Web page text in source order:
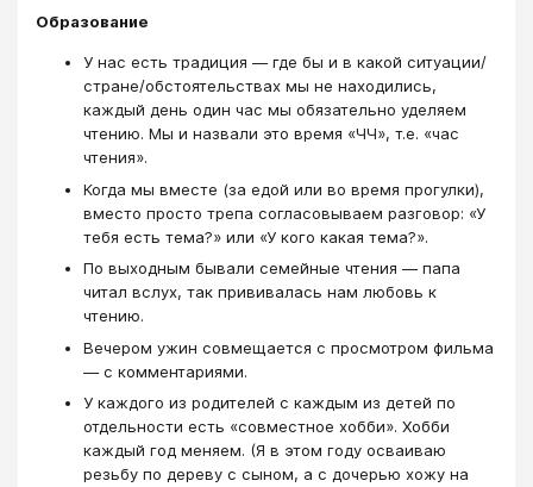
Образование
У нас есть традиция — где бы и в какой ситуации/
стране/обстоятельствах мы не находились,
каждый день один час мы обязательно уделяем
чтению. Мы и назвали это время «ЧЧ», т.е. «час
чтения».
Когда мы вместе (за едой или во время прогулки),
вместо просто трепа согласовываем разговор: «У
тебя есть тема?» или «У кого какая тема?».
По выходным бывали семейные чтения — папа
читал вслух, так прививалась нам любовь к
чтению.
Вечером ужин совмещается с просмотром фильма
— с комментариями.
У каждого из родителей с каждым из детей по
отдельности есть «совместное хобби». Хобби
каждый год меняем. (Я в этом году осваиваю
резьбу по дереву с сыном, а с дочерью хожу на